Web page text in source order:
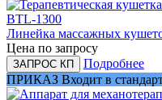
BTL-1300
Линейка массажных
Цена по запросу
ЗАПРОС КП
Подробнее
ПРИКАЗ Входит в